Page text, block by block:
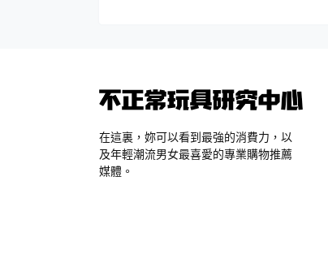
在這裏，妳可以看到最強的消費力，以
及年輕潮流男女最喜愛的專業購物推薦
媒體。